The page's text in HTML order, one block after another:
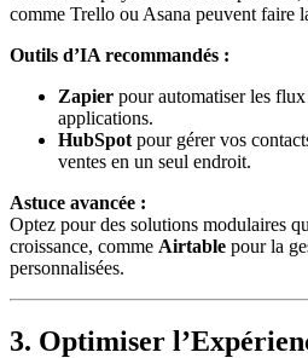
comme Trello ou Asana peuvent faire
Outils d’IA recommandés :
Zapier pour automatiser les
applications.
HubSpot pour gérer vos
ventes en un seul endroit.
Astuce avancée :
Optez pour des solutions modulaires
croissance, comme Airtable pour la
personnalisées.
3. Optimiser